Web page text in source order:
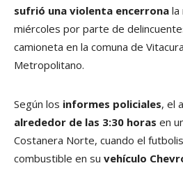
sufrió una violenta encerrona la
miércoles por parte de
camioneta en la comuna de
Metropolitano.
Según los informes policiales, el
alrededor de las 3:30 horas en
Costanera Norte, cuando el
combustible en su vehículo